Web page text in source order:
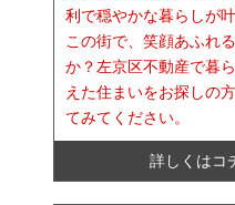
利で穏やかな暮らしが
この街で、笑顔あふれ
か？左京区不動産で暮
えた住まいをお探しの
てみてください。
詳しくはコ